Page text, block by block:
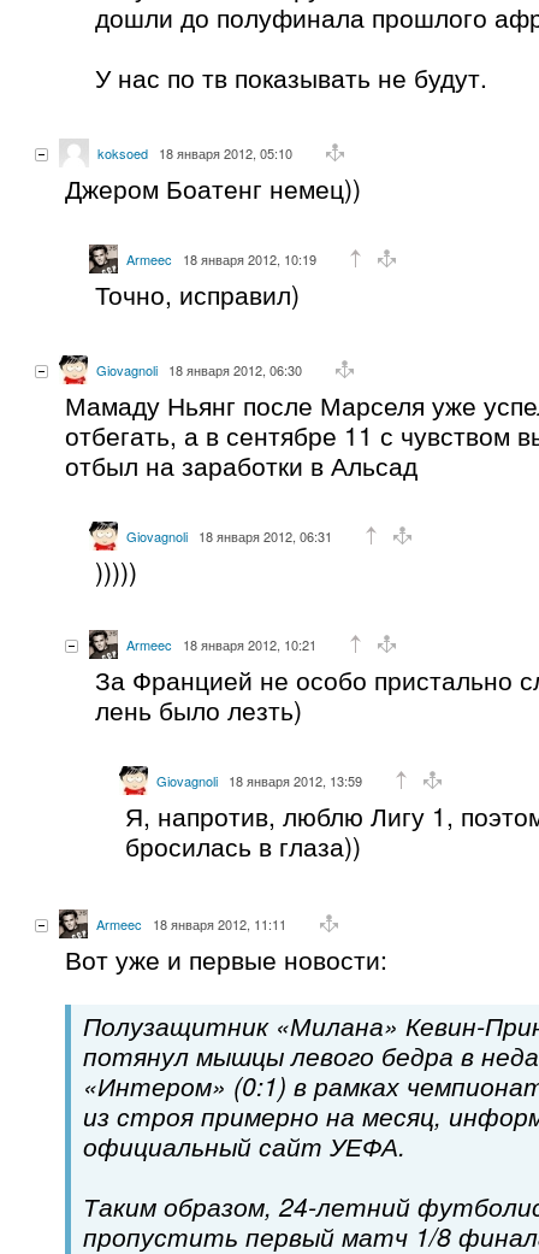
дошли до полуфинала прошлого
У нас по тв показывать не будут.
koksoed 18 января 2012, 05:10
Джером Боатенг немец))
Armeec 18 января 2012, 10:19
Точно, исправил)
Giovagnoli 18 января 2012, 06:30
Мамаду Ньянг после Марселя уже
отбегать, а в сентябре 11 с чувством
отбыл на заработки в Альсад
Giovagnoli 18 января 2012, 06:31
)))))
Armeec 18 января 2012, 10:21
За Францией не особо пристально
лень было лезть)
Giovagnoli 18 января 2012, 13:59
Я, напротив, люблю Лигу 1,
бросилась в глаза))
Armeec 18 января 2012, 11:11
Вот уже и первые новости:
Полузащитник «Милана» Кевин-
потянул мышцы левого бедра в
«Интером» (0:1) в рамках
из строя примерно на месяц,
официальный сайт УЕФА.
Таким образом, 24-летний
пропустить первый матч 1/8